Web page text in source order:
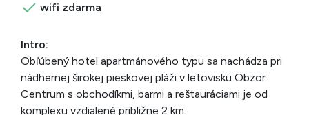
wifi zdarma
Intro:
Obľúbený hotel apartmánového typu sa nachádza pri
nádhernej širokej pieskovej pláži v letovisku Obzor.
Centrum s obchodíkmi, barmi a reštauráciami je od
komplexu vzdialené približne 2 km.